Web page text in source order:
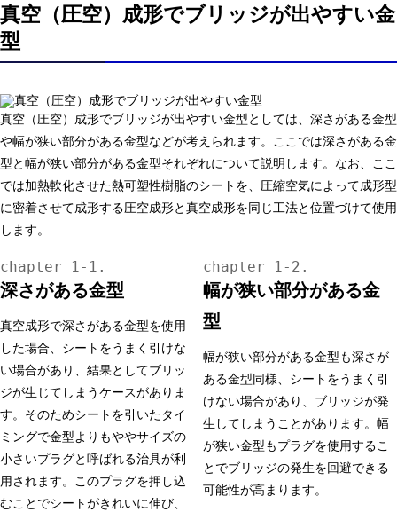
真空（圧空）成形でブリッジが出やすい金
型
真空（圧空）成形でブリッジが出やすい金型としては、深さがある金型
や幅が狭い部分がある金型などが考えられます。ここでは深さがある金
型と幅が狭い部分がある金型それぞれについて説明します。なお、ここ
では加熱軟化させた熱可塑性樹脂のシートを、圧縮空気によって成形型
に密着させて成形する圧空成形と真空成形を同じ工法と位置づけて使用
します。
深さがある金型
真空成形で深さがある金型を使用
した場合、シートをうまく引けな
い場合があり、結果としてブリッ
ジが生じてしまうケースがありま
す。そのためシートを引いたタイ
ミングで金型よりもややサイズの
小さいプラグと呼ばれる治具が利
用されます。このプラグを押し込
むことでシートがきれいに伸び、
幅が狭い部分がある金
型
幅が狭い部分がある金型も深さが
ある金型同様、シートをうまく引
けない場合があり、ブリッジが発
生してしまうことがあります。幅
が狭い金型もプラグを使用するこ
とでブリッジの発生を回避できる
可能性が高まります。